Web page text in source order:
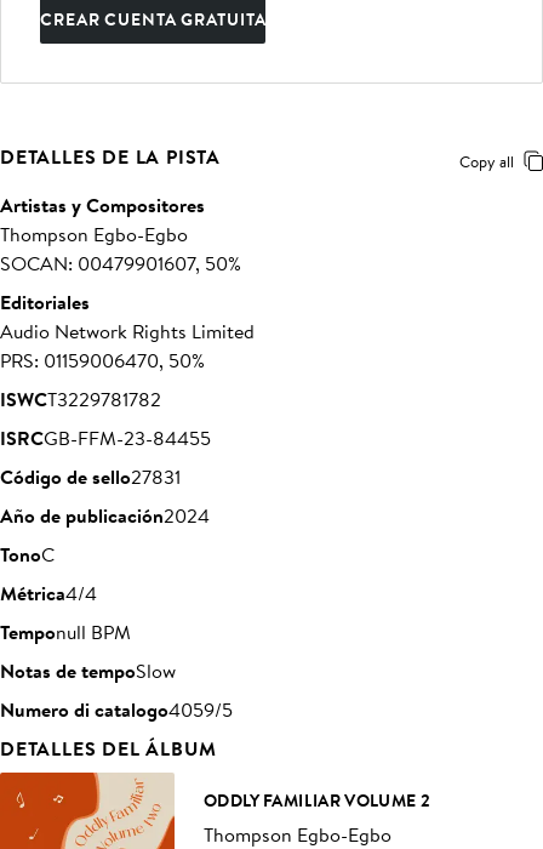
CREAR CUENTA GRATUITA
DETALLES DE LA PISTA Copy all
Artistas y Compositores
Thompson Egbo-Egbo
SOCAN: 00479901607, 50%
Editoriales
Audio Network Rights Limited
PRS: 01159006470, 50%
ISWCT3229781782
ISRCGB-FFM-23-84455
Código de sello27831
Año de publicación2024
TonoC
Métrica4/4
Temponull BPM
Notas de tempoSlow
Numero di catalogo4059/5
DETALLES DEL ÁLBUM
ODDLY FAMILIAR VOLUME 2
Thompson Egbo-Egbo